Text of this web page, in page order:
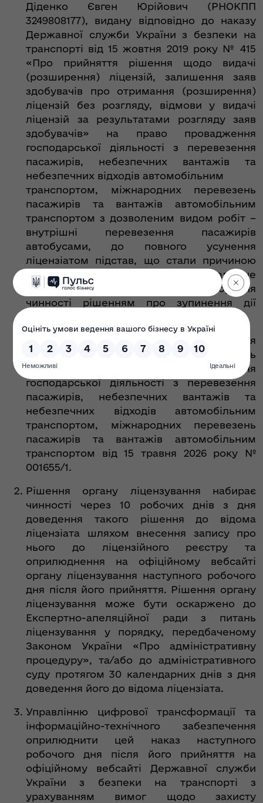
Діденко Євген Юрійович (РНОКПП
3249808177), видану відповідно до наказу
Державної служби України з безпеки на
транспорті від 15 жовтня 2019 року № 415
«Про прийняття рішення щодо видачі
(розширення) ліцензій, залишення заяв
здобувачів про отримання (розширення)
ліцензій без розгляду, відмови у видачі
ліцензій за результатами розгляду заяв
здобувачів» на право провадження
господарської діяльності з перевезення
пасажирів, небезпечних вантажів та
небезпечних відходів автомобільним
транспортом, міжнародних перевезень
пасажирів та вантажів автомобільним
транспортом з дозволеним видом робіт –
внутрішні перевезення пасажирів
автобусами, до повного усунення
ліцензіатом підстав, що стали причиною
зупинення дії ліцензії повністю, але не
більше ніж на два місяці з дня набрання
чинності рішенням про зупинення дії
Підстава: Акт про невиконання
розпорядження про усунення порушень
Ліцензійних умов провадження
господарської діяльності з перевезення
пасажирів, небезпечних вантажів та
небезпечних відходів автомобільним
транспортом, міжнародних перевезень
пасажирів та вантажів автомобільним
транспортом від 15 травня 2026 року №
001655/1.
Рішення органу ліцензування набирає
чинності через 10 робочих днів з дня
доведення такого рішення до відома
ліцензіата шляхом внесення запису про
нього до ліцензійного реєстру та
оприлюднення на офіційному вебсайті
органу ліцензування наступного робочого
дня після його прийняття. Рішення органу
ліцензування може бути оскаржено до
Експертно-апеляційної ради з питань
ліцензування у порядку, передбаченому
Законом України «Про адміністративну
процедуру», та/або до адміністративного
суду протягом 30 календарних днів з дня
доведення його до відома ліцензіата.
Управлінню цифрової трансформації та
інформаційно-технічного забезпечення
оприлюднити цей наказ наступного
робочого дня після його прийняття на
офіційному вебсайті Державної служби
України з безпеки на транспорті з
урахуванням вимог щодо захисту